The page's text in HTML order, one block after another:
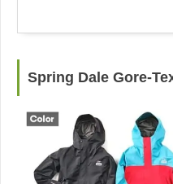
Spring Dale Gore-